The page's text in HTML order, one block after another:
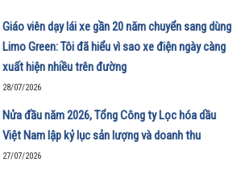
Giáo viên dạy lái xe gần 20 năm chuyển sang dùng
Limo Green: Tôi đã hiểu vì sao xe điện ngày càng
xuất hiện nhiều trên đường
28/07/2026
Nửa đầu năm 2026, Tổng Công ty Lọc hóa dầu
Việt Nam lập kỷ lục sản lượng và doanh thu
27/07/2026